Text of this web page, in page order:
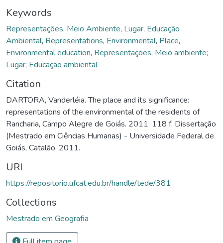
Keywords
Representações, Meio Ambiente, Lugar, Educação
Ambiental, Representations, Environmental, Place,
Environmental education, Representações; Meio ambiente;
Lugar; Educação ambiental
Citation
DARTORA, Vanderléia. The place and its significance:
representations of the environmental of the residents of
Rancharia, Campo Alegre de Goiás. 2011. 118 f. Dissertação
(Mestrado em Ciências Humanas) - Universidade Federal de
Goiás, Catalão, 2011.
URI
https://repositorio.ufcat.edu.br/handle/tede/381
Collections
Mestrado em Geografia